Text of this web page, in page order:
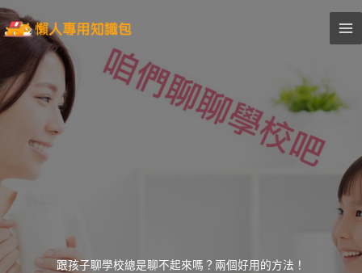
跳
至
內
容
跟孩子聊學校總是聊不起來嗎？兩個好用的方法！